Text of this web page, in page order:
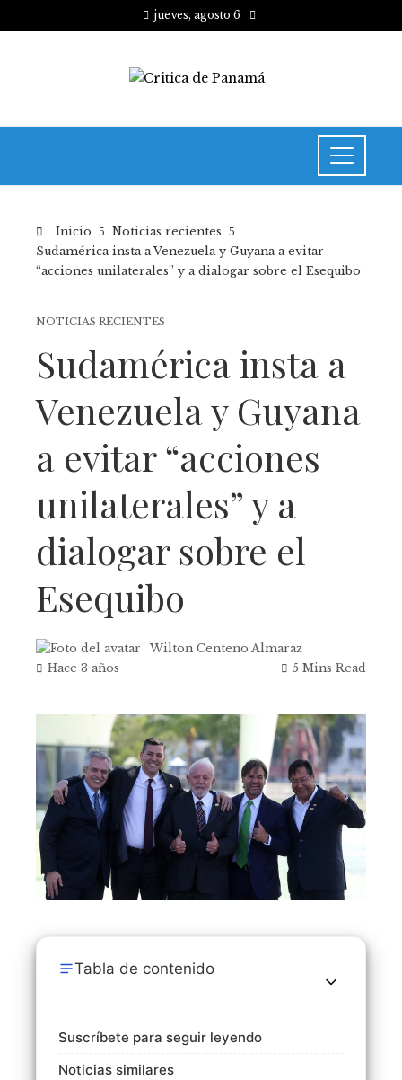
jueves, agosto 6
Inicio
Noticias recientes
Sudamérica insta a Venezuela y Guyana a evitar
“acciones unilaterales” y a dialogar sobre el Esequibo
NOTICIAS RECIENTES
Sudamérica insta a
Venezuela y Guyana
a evitar “acciones
unilaterales” y a
dialogar sobre el
Esequibo
Wilton Centeno Almaraz
Hace 3 años
5 Mins Read
Tabla de contenido
Suscríbete para seguir leyendo
Noticias similares